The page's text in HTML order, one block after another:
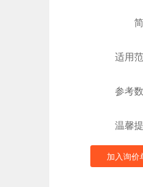
适用
参考
温馨
加入询价